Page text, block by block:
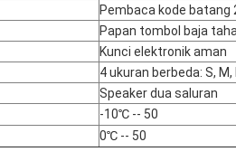
Pembaca kode batang
Papan tombol baja
Kunci elektronik aman
4 ukuran berbeda: S, M,
Speaker dua saluran
-10℃ -- 50
0℃ -- 50